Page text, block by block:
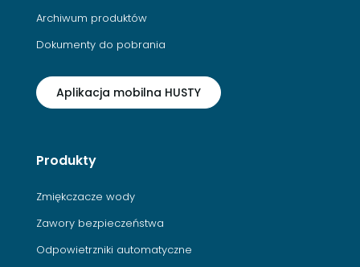
Archiwum produktów
Dokumenty do pobrania
Aplikacja mobilna HUSTY
Produkty
Zmiękczacze wody
Zawory bezpieczeństwa
Odpowietrzniki automatyczne